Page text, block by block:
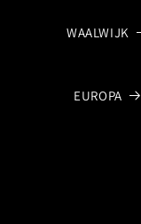
WAALWIJK
EUROPA